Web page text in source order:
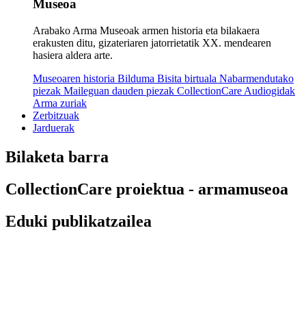
Museoa
Arabako Arma Museoak armen historia eta bilakaera
erakusten ditu, gizateriaren jatorrietatik XX. mendearen
hasiera aldera arte.
Museoaren historia Bilduma Bisita birtuala Nabarmendutako
piezak Maileguan dauden piezak CollectionCare Audiogidak
Arma zuriak
Zerbitzuak
Jarduerak
Bilaketa barra
CollectionCare proiektua - armamuseoa
Eduki publikatzailea